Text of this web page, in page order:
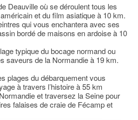
Deauville où se déroulent tous les
et du film asiatique à 10 km.
qui vous enchantera avec ses
bordé de maisons en ardoise à 10
typique du bocage normand ou
saveurs de la Normandie à 19 km.
plages du débarquement vous
à travers l’histoire à 55 km
et traversez la Seine pour
falaises de craie de Fécamp et